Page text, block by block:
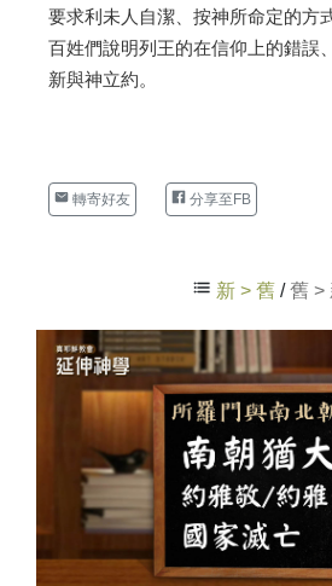
要求利未人自潔、按神所命定的方
百姓們說明列王的在信仰上的錯誤
新與神立約。
轉寄好友 分享至FB
新 > 舊 /舊 >